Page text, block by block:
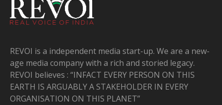
REVOI is a independent media start-up. We are a new-
age media company with a rich and storied legacy.
REVOI believes : “INFACT EVERY PERSON ON THIS
EARTH IS ARGUABLY A STAKEHOLDER IN EVERY
ORGANISATION ON THIS PLANET”